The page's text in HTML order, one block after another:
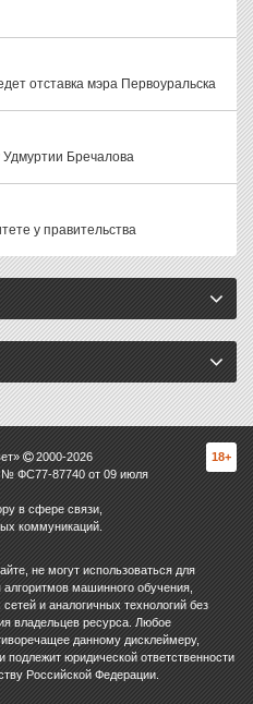
отставка мэра Первоуральска
Удмуртии Бречалова
у правительства
2000-2026
№ ФС77-87740 от 09 июля
в сфере связи,
коммуникаций.
18+
не могут использоваться для
машинного обучения,
и аналогичных технологий без
владельцев ресурса. Любое
данному дисклеймеру,
юридической ответственности
Российской Федерации.